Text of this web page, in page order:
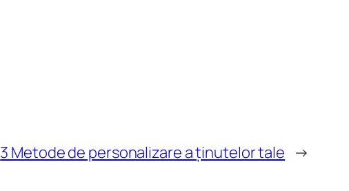
3 Metode de personalizare a ținutelor tale →